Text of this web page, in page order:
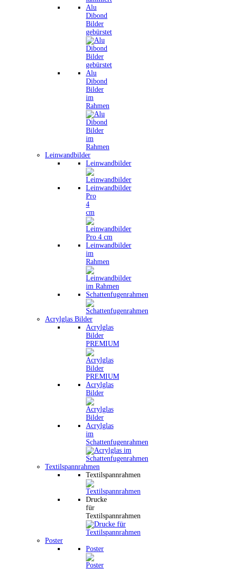
Alu
Dibond
Bilder
gebürstet
Alu
Dibond
Bilder
im
Rahmen
Leinwandbilder
Leinwandbilder
Leinwandbilder
Pro
4
cm
Leinwandbilder
im
Rahmen
Schattenfugenrahmen
Acrylglas Bilder
Acrylglas
Bilder
PREMIUM
Acrylglas
Bilder
Acrylglas
im
Schattenfugenrahmen
Textilspannrahmen
Textilspannrahmen
Drucke
für
Textilspannrahmen
Poster
Poster